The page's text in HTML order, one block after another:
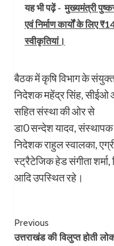
यह भी पढ़ें - मुख्यमंत्री
एवं निर्माण कार्यों के लिए
स्वीकृतियां।
बैठक में कृषि विभाग के
निदेशक महेंद्र सिंह, सीईओ
सहित संस्था की ओर से
डा0 सन्देश यादव, संस्थापक
निदेशक राहुल स्वालका,
स्ट्रैटेजिक हेड संगीता शर्मा,
आदि उपस्थित रहे।
Post
Previous
उत्तराखंड की विलुप्त होती